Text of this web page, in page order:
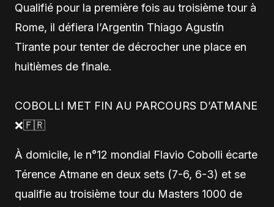
Qualifié pour la première fois au troisième tour à
Rome, il défiera l’Argentin Thiago Agustín
Tirante pour tenter de décrocher une place en
huitièmes de finale.
COBOLLI MET FIN AU PARCOURS D’ATMANE
❌🇫🇷
À domicile, le n°12 mondial Flavio Cobolli écarte
Térence Atmane en deux sets (7-6, 6-3) et se
qualifie au troisième tour du Masters 1000 de